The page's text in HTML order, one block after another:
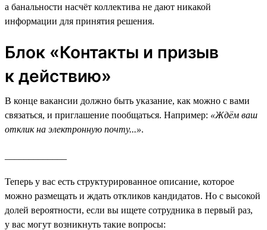
а банальности насчёт коллектива не дают никакой
информации для принятия решения.
Блок «Контакты и призыв
к действию»
В конце вакансии должно быть указание, как можно с вами
связаться, и приглашение пообщаться. Например: «Ждём ваш
отклик на электронную почту...».
Теперь у вас есть структурированное описание, которое
можно размещать и ждать откликов кандидатов. Но с высокой
долей вероятности, если вы ищете сотрудника в первый раз,
у вас могут возникнуть такие вопросы: